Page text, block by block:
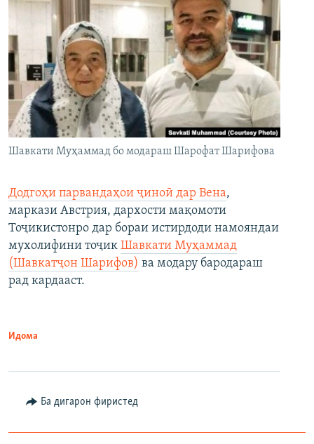
Шавкати Муҳаммад бо модараш Шарофат Шарифова
Додгоҳи парвандаҳои ҷиноӣ дар Вена,
маркази Австрия, дархости мақомоти
Тоҷикистонро дар бораи истирдоди намояндаи
мухолифини тоҷик Шавкати Муҳаммад
(Шавкатҷон Шарифов) ва модару бародараш
рад кардааст.
Идома
Ба дигарон фиристед